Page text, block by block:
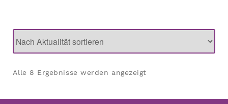
Alle 8 Ergebnisse werden angezeigtNach